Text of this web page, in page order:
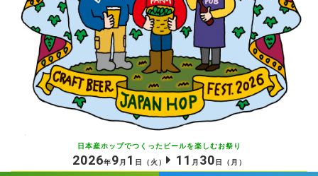
日本産ホップでつくったビールを楽しむお祭り
2026年9月 1 日 （火） 11 月 30 日 （月）